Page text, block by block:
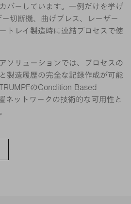
バーしています。一例だけを挙げ
切断機、曲げプレス、レーザー
トレイ製造時に連結プロセスで使
ソリューションでは、プロセスの
製造履歴の完全な記録作成が可能
のCondition Based
ネットワークの技術的な可用性と